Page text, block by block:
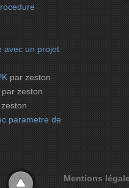
avec un projet
par zeston
par zeston
parametre de
Mentions